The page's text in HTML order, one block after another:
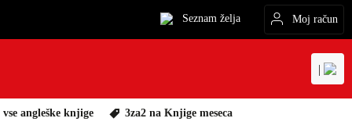
Seznam želja Moj račun
|
angleške knjige 3za2 na Knjige meseca